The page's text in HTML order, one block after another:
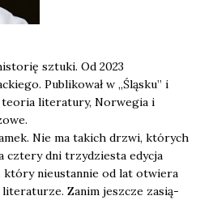
sztuki. Od 2023
Publikował w „Śląsku” i
teoria literatury, Norwegia i
Nie ma takich drzwi, któ­rych
czte­ry dni trzy­dzie­sta edy­cja
nie­ustan­nie od lat otwie­ra
lite­ra­tu­rze. Zanim jesz­cze zasią­